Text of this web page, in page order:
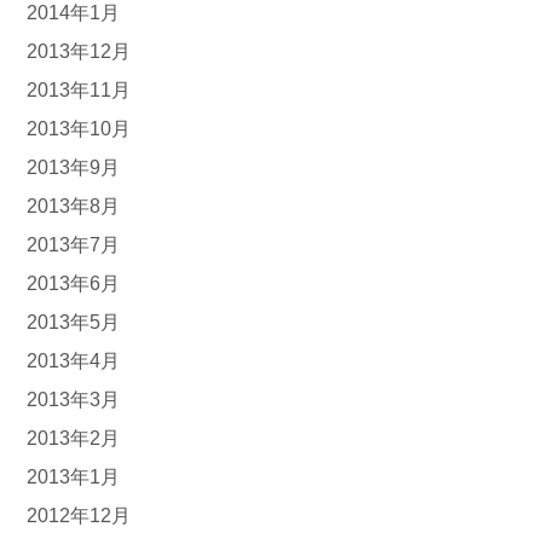
2014年1月
2013年12月
2013年11月
2013年10月
2013年9月
2013年8月
2013年7月
2013年6月
2013年5月
2013年4月
2013年3月
2013年2月
2013年1月
2012年12月